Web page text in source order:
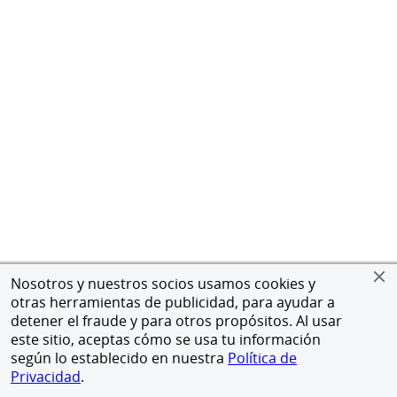
Nosotros y nuestros socios usamos cookies y
otras herramientas de publicidad, para ayudar a
detener el fraude y para otros propósitos. Al usar
este sitio, aceptas cómo se usa tu información
según lo establecido en nuestra Política de
Privacidad.